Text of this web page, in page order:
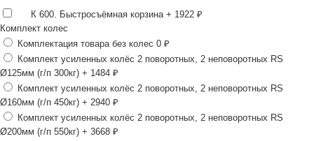
К 600. Быстросъёмная корзина + 1922 ₽
Комплект колес
Комплектация товара без колес 0 ₽
Комплект усиленных колёс 2 поворотных, 2 неповоротных RS
Ø125мм (г/п 300кг) + 1484 ₽
Комплект усиленных колёс 2 поворотных, 2 неповоротных RS
Ø160мм (г/п 450кг) + 2940 ₽
Комплект усиленных колёс 2 поворотных, 2 неповоротных RS
Ø200мм (г/п 550кг) + 3668 ₽